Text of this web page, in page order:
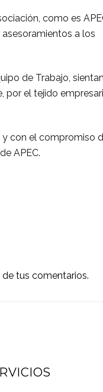
como es
a los
de Trabajo,
por el tejido
y con el compromiso
APEC.
tus comentarios.